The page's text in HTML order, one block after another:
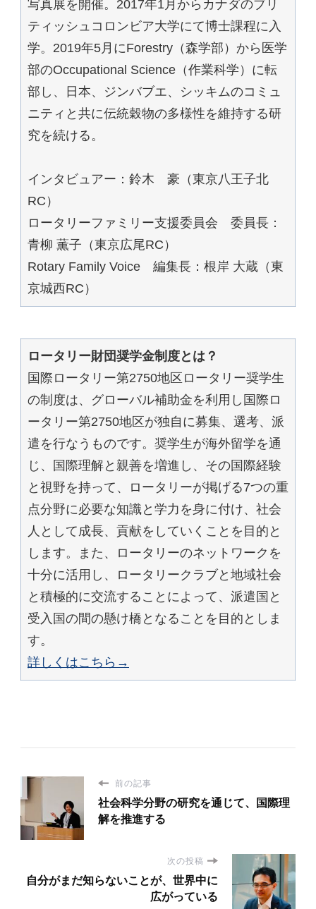
写真展を開催。2017年1月からカナダのブリ
ティッシュコロンビア大学にて博士課程に入
学。2019年5月にForestry（森学部）から医学
部のOccupational Science（作業科学）に転
部し、日本、ジンバブエ、シッキムのコミュ
ニティと共に伝統穀物の多様性を維持する研
究を続ける。
インタビュアー：鈴木 豪（東京八王子北
RC）
ロータリーファミリー支援委員会 委員長：
青柳 薫子（東京広尾RC）
Rotary Family Voice 編集長：根岸 大蔵（東
京城西RC）
ロータリー財団奨学金制度とは？
国際ロータリー第2750地区ロータリー奨学生
の制度は、グローバル補助金を利用し国際ロ
ータリー第2750地区が独自に募集、選考、派
遣を行なうものです。奨学生が海外留学を通
じ、国際理解と親善を増進し、その国際経験
と視野を持って、ロータリーが掲げる7つの重
点分野に必要な知識と学力を身に付け、社会
人として成長、貢献をしていくことを目的と
します。また、ロータリーのネットワークを
十分に活用し、ロータリークラブと地域社会
と積極的に交流することによって、派遣国と
受入国の間の懸け橋となることを目的としま
す。
詳しくはこちら→
前の記事
社会科学分野の研究を通じて、国際理
解を推進する
次の投稿
自分がまだ知らないことが、世界中に
広がっている